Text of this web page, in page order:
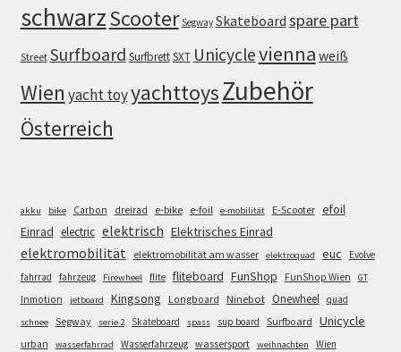
schwarzScooter Segway Skateboard spare part
Street Surfboard SurfbrettSXT Unicyclevienna weiß
Wien yacht toyyachttoysZubehör
Österreich
akku bike Carbon dreirad e-bike e-foil e-mobilität E-Scooter efoil
Einrad electric elektrisch Elektrisches Einrad
elektromobilität elektromobilität am wasser elektroquad euc
Evolve
fahrrad
fahrzeug Firewheel flite fliteboard FunShop FunShop Wien GT
Inmotion jetboard Kingsong Longboard Ninebot Onewheel quad
schnee Segway serie 2 Skateboard spass sup board Surfboard Unicycle
urban wasserfahrrad Wasserfahrzeug wassersport weihnachten
Wien